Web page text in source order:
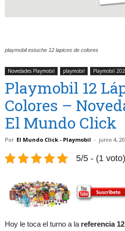
playmobil estuche 12 lapices de colores
Novedades Playmobil playmobil Playmobil
Playmobil 12
Colores –
El Mundo Click
Por El Mundo Click - Playmobil - junio 4,
5/5 - (1 voto)
Hoy le toca el turno a la referencia 12